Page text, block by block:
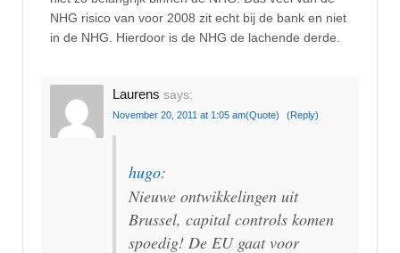
NHG risico van voor 2008 zit echt bij de bank en niet
in de NHG. Hierdoor is de NHG de lachende derde.
Laurens says:
November 20, 2011 at 1:05 am(Quote) (Reply)
hugo:
Nieuwe ontwikkelingen uit
Brussel, capital controls komen
spoedig! De EU gaat voor